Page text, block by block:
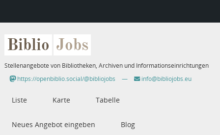
Biblio Jobs
Stellenangebote von Bibliotheken, Archiven und Informationseinrichtungen
https://openbiblio.social/@bibliojobs
— info@bibliojobs.eu
Liste Karte Tabelle
Neues Angebot eingeben Blog